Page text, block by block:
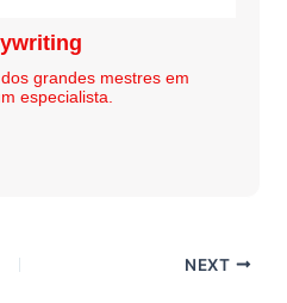
grandes mestres em
especialista.
NEXT